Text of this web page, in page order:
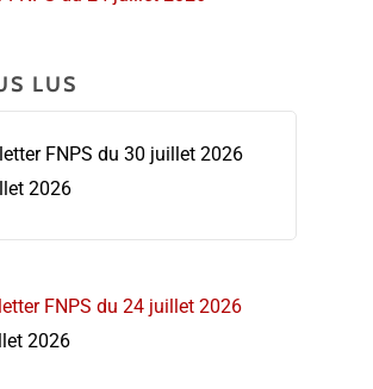
LUS
FNPS du 30 juillet 2026
2026
FNPS du 24 juillet 2026
2026